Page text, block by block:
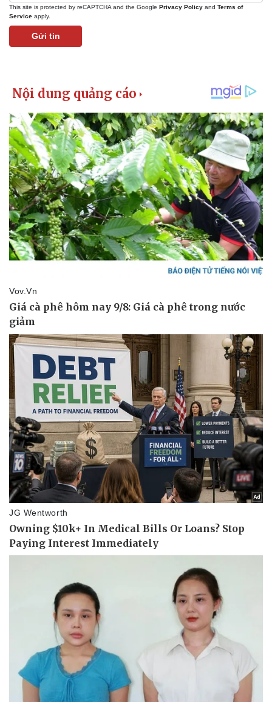
Pháp luật
Vụ án
Quân sự - Quốc phòng
Vũ khí
Phân tích
This site is protected by reCAPTCHA and the Google Privacy Policy and Terms of
Service apply.
Gửi tin